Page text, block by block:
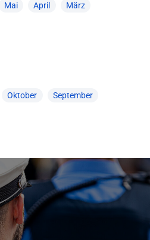
Mai April März
Oktober September